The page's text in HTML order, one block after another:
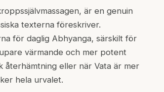
är en genuin
texterna föreskriver.
för daglig Abhyanga, särskilt för
värmande och mer potent
återhämtning eller när Vata är mer
hela urvalet.